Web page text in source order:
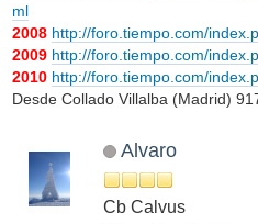
ml
2008 http://foro.tiempo.com/
2009 http://foro.tiempo.com/
2010 http://foro.tiempo.com/
Desde Collado Villalba (Madrid)
Alvaro
Cb Calvus